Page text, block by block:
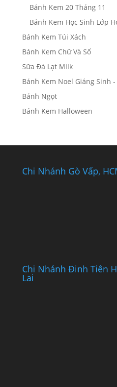
Bánh Kem 20 Tháng 11
Bánh Kem Học Sinh Lớp
Bánh Kem Túi Xách
Bánh Kem Chữ Và Số
Sữa Đà Lạt Milk
Bánh Kem Noel Giáng Sinh
Bánh Ngọt
Bánh Kem Halloween
Chi Nhánh Gò Vấp,
Chi Nhánh Đinh Tiên
Lai